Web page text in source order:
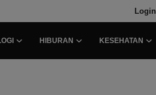
Login
HIBURAN KESEHATAN